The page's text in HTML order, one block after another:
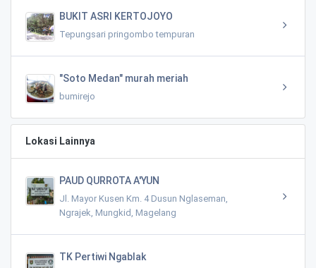
BUKIT ASRI KERTOJOYO
Tepungsari pringombo tempuran
"Soto Medan" murah meriah
bumirejo
Lokasi Lainnya
PAUD QURROTA A'YUN
Jl. Mayor Kusen Km. 4 Dusun Nglaseman,
Ngrajek, Mungkid, Magelang
TK Pertiwi Ngablak